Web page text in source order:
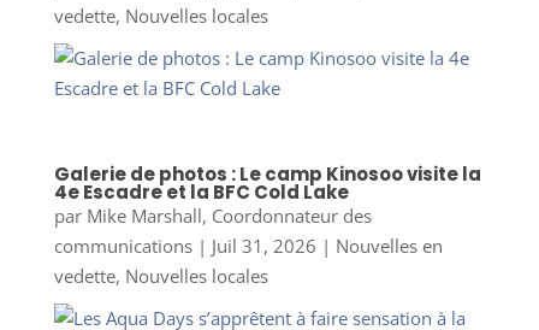
vedette, Nouvelles locales
Galerie de photos : Le camp Kinosoo visite la
4e Escadre et la BFC Cold Lake
par Mike Marshall, Coordonnateur des
communications| Juil 31, 2026 | Nouvelles en
vedette, Nouvelles locales